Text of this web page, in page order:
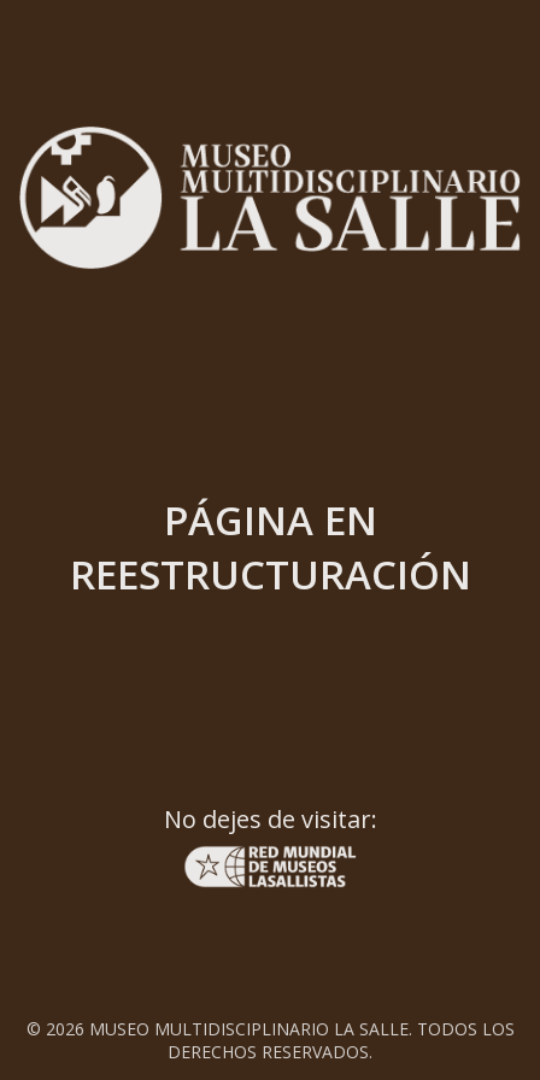
PÁGINA EN
REESTRUCTURACIÓN
No dejes de visitar:
© 2026 MUSEO MULTIDISCIPLINARIO LA SALLE. TODOS LOS
DERECHOS RESERVADOS.